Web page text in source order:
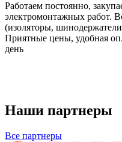
Работаем постоянно,
электромонтажных работ.
(изоляторы,
Приятные цены, удобная
день
Наши партнеры
Все партнеры